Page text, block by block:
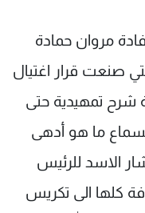
مروان حمادة
صنعت قرار اغتيال
شرح تمهيدية حتى
لسماع ما هو أدهى
الاسد للرئيس
كلها الى تكريس